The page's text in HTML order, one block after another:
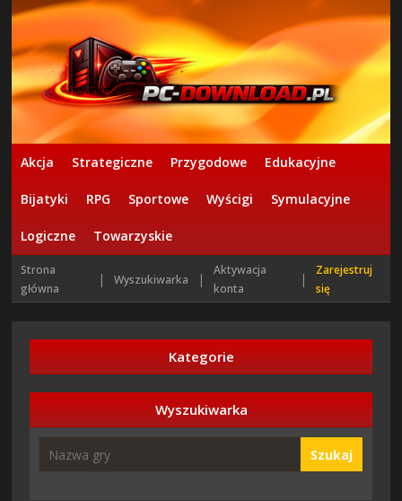
Akcja Strategiczne Przygodowe Edukacyjne
Bijatyki RPG Sportowe Wyścigi Symulacyjne
Logiczne Towarzyskie
Strona
główna
| Wyszukiwarka |
Aktywacja
konta
|
Zarejestruj
się
Kategorie
Wyszukiwarka
Szukaj